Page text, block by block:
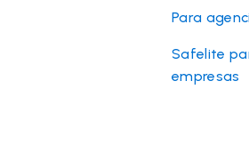
Para
Safelite
empresas